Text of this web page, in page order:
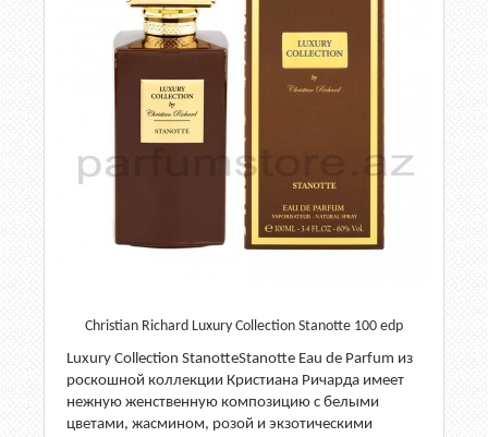
Christian Richard Luxury Collection Stanotte 100 edp
Luxury Collection StanotteStanotte Eau de Parfum из
роскошной коллекции Кристиана Ричарда имеет
нежную женственную композицию с белыми
цветами, жасмином, розой и экзотическими